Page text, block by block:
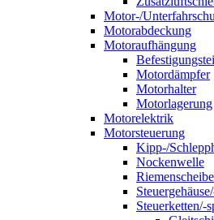
Motor-/
Motorabdeckung
Motoraufhängung
Motordämpfer
Motorhalter
Motorlagerung
Motorelektrik
Motorsteuerung
Kipp-/
Nockenwelle
Riemenscheibe
Steuerketten/-